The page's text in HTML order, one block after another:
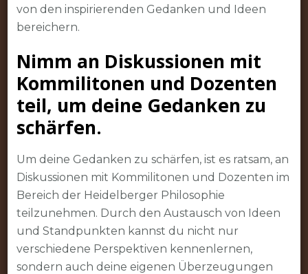
von den inspirierenden Gedanken und Ideen
bereichern.
Nimm an Diskussionen mit
Kommilitonen und Dozenten
teil, um deine Gedanken zu
schärfen.
Um deine Gedanken zu schärfen, ist es ratsam, an
Diskussionen mit Kommilitonen und Dozenten im
Bereich der Heidelberger Philosophie
teilzunehmen. Durch den Austausch von Ideen
und Standpunkten kannst du nicht nur
verschiedene Perspektiven kennenlernen,
sondern auch deine eigenen Überzeugungen